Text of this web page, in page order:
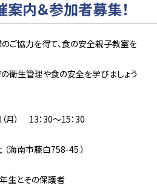
案内＆参加者募集！
ご協力を得て、食の安全親子教室を
衛生管理や食の安全を学びましょう
） 13：30～15：30
南市藤白758-45 ）
とその保護者